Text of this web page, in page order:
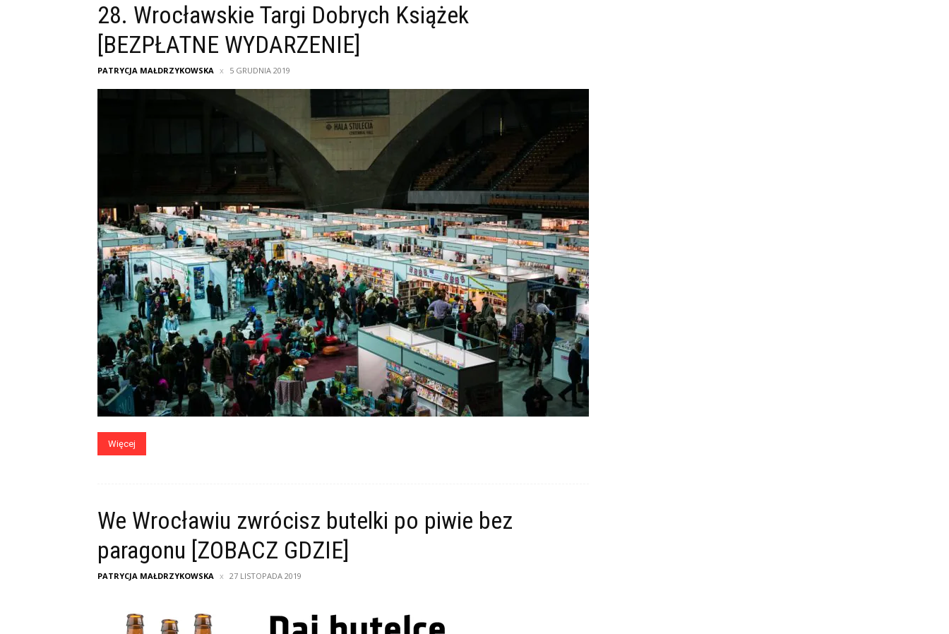
28. Wrocławskie Targi Dobrych Książek
[BEZPŁATNE WYDARZENIE]
PATRYCJA MAŁDRZYKOWSKA 5 GRUDNIA 2019
Więcej
We Wrocławiu zwrócisz butelki po piwie bez
paragonu [ZOBACZ GDZIE]
PATRYCJA MAŁDRZYKOWSKA 27 LISTOPADA 2019